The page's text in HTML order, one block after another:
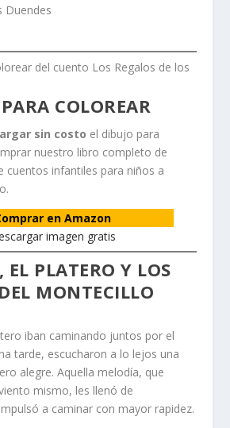
COLOREAR
sin costo el dibujo para
nuestro libro completo de
cuentos infantiles para niños a
en Amazon
imagen gratis
EL PLATERO Y LOS
MONTECILLO
iban caminando juntos por el
tarde, escucharon a lo lejos una
alegre. Aquella melodía, que
mismo, les llenó de
a caminar con mayor rapidez.